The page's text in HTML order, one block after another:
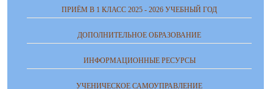
ПРИЁМ В 1 КЛАСС 2025 - 2026 УЧЕБНЫЙ ГОД
ДОПОЛНИТЕЛЬНОЕ ОБРАЗОВАНИЕ
ИНФОРМАЦИОННЫЕ РЕСУРСЫ
УЧЕНИЧЕСКОЕ САМОУПРАВЛЕНИЕ